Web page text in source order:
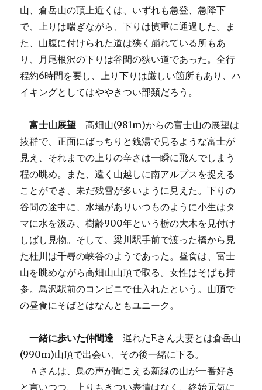
山、倉岳山の頂上近くは、いずれも急登、急降下
で、上りは喘ぎながら、下りは慎重に通過した。ま
た、山腹に付けられた道は狭く崩れている所もあ
り、月尾根沢の下りは谷間の狭い道であった。全行
程約6時間を要し、上り下りは厳しい箇所もあり、ハ
イキングとしてはややきつい部類だろう。
富士山展望 高畑山(981m)からの富士山の展望は
抜群で、正面にばっちりと銭湯で見るような富士が
見え、それまでの上りの辛さは一瞬に飛んでしまう
程の眺め。また、遠く山越しに南アルプスを捉える
ことができ、未だ残雪が多いように見えた。下りの
谷間の途中に、水場がありいつものように小生はタ
マに水を汲み、樹齢900年という栃の大木を見付け
しばし見物。そして、梁川駅手前で渡った橋から見
た桂川は千尋の峡谷のようであった。昼食は、富士
山を眺めながら高畑山山頂で取る。女性はそばも持
参。鳥沢駅前のコンビニで仕入れたという。山頂で
の昼食にそばとはなんともユニーク。
一緒に歩いた仲間達 遅れたEさん夫妻とは倉岳山
(990m)山頂で出会い、その後一緒に下る。
Ａさんは、鳥の声が聞こえる新緑の山が一番好き
と言いつつ、上りもきつい表情はなく、終始元気に